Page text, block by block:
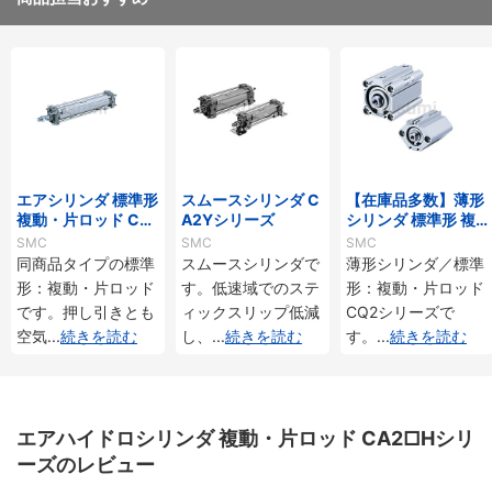
エアシリンダ 標準形
複動・片ロッド CA
2シリーズ
SMC
同商品タイプの標準
形：複動・片ロッド
です。押し引きとも
空気...続きを読む
スムースシリンダ C
A2Yシリーズ
SMC
スムースシリンダで
す。低速域でのステ
ィックスリップ低減
し、 ...続きを読む
【在庫品多数】薄形
シリンダ 標準形 複
動・片ロッド CQ2
シリーズ
SMC
薄形シリンダ／標準
形：複動・片ロッド
CQ2シリーズで
す。 ...続きを読む
エアハイドロシリンダ 複動・片ロッド CA2□Hシリ
ーズのレビュー